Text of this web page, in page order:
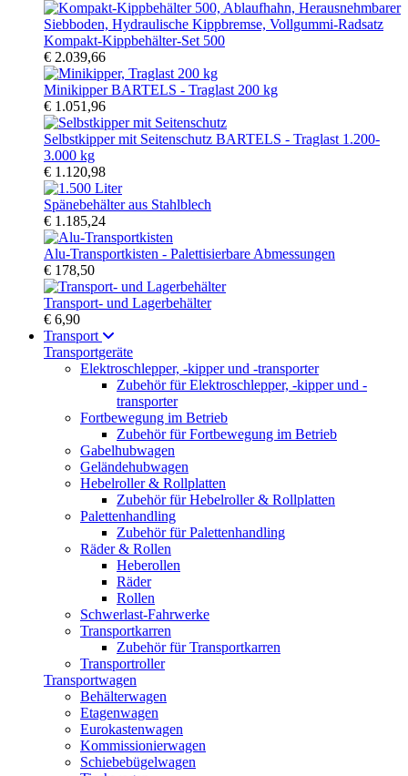
Kompakt-Kippbehälter-Set 500
€ 2.039,66
Minikipper BARTELS - Traglast 200 kg
€ 1.051,96
Selbstkipper mit Seitenschutz BARTELS - Traglast 1.200-
3.000 kg
€ 1.120,98
Spänebehälter aus Stahlblech
€ 1.185,24
Alu-Transportkisten - Palettisierbare Abmessungen
€ 178,50
Transport- und Lagerbehälter
€ 6,90
Transport
Transportgeräte
Elektroschlepper, -kipper und -transporter
Zubehör für Elektroschlepper, -kipper und -
transporter
Fortbewegung im Betrieb
Zubehör für Fortbewegung im Betrieb
Gabelhubwagen
Geländehubwagen
Hebelroller & Rollplatten
Zubehör für Hebelroller & Rollplatten
Palettenhandling
Zubehör für Palettenhandling
Räder & Rollen
Heberollen
Räder
Rollen
Schwerlast-Fahrwerke
Transportkarren
Zubehör für Transportkarren
Transportroller
Transportwagen
Behälterwagen
Etagenwagen
Eurokastenwagen
Kommissionierwagen
Schiebebügelwagen